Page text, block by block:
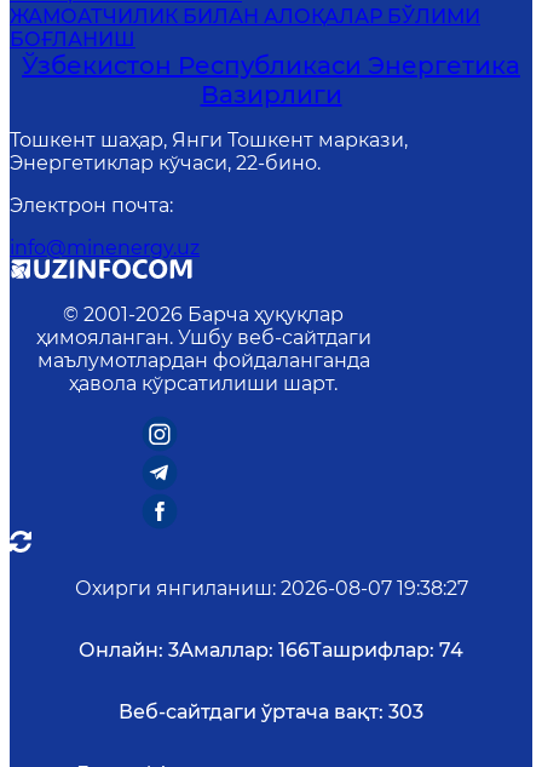
ЖАМОАТЧИЛИК БИЛАН АЛОҚАЛАР БЎЛИМИ
БОҒЛАНИШ
Ўзбекистон Республикаси Энергетика
Вазирлиги
Тошкент шаҳар, Янги Тошкент маркази,
Энергетиклар кўчаси, 22-бино.
Электрон почта:
info@minenergy.uz
© 2001-2026 Барча ҳуқуқлар
ҳимояланган. Ушбу веб-сайтдаги
маълумотлардан фойдаланганда
ҳавола кўрсатилиши шарт.
Охирги янгиланиш: 2026-08-07 19:38:27
Онлайн: 3Амаллар: 166Ташрифлар: 74
Веб-сайтдаги ўртача вақт: 303